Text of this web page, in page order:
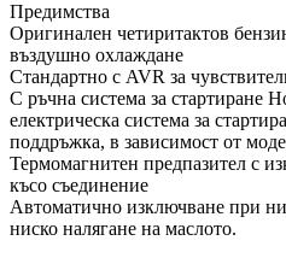
Предимства
Оригинален четиритактов
въздушно охлаждане
Стандартно с AVR за
С ръчна система за стартиране
електрическа система за
поддръжка, в зависимост от
Термомагнитен предпазител с
късо съединение
Автоматично изключване при
ниско налягане на маслото.